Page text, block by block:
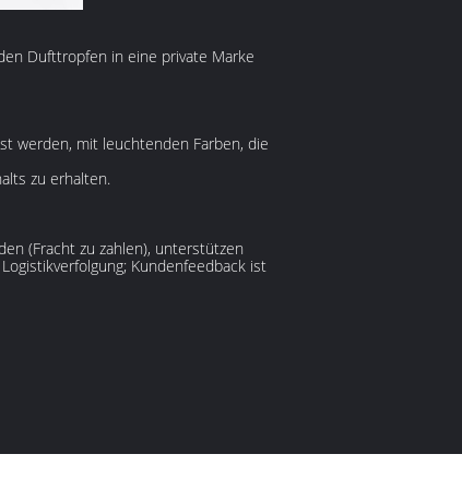
Dufttropfen in eine private Marke
werden, mit leuchtenden Farben, die
zu erhalten.
(Fracht zu zahlen), unterstützen
Kundenfeedback ist